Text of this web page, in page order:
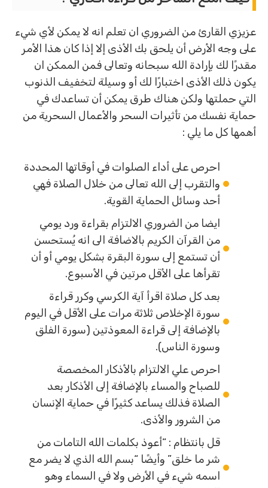
عزيزي القارئ من الضروري ان تعلم انه لا يمكن لأي شيء
على وجه الأرض أن يلحق بك الأذى إلا إذا كان هذا الأمر
مقدرًا لك بإرادة الله سبحانه وتعالى فمن الممكن ان
يكون ذلك الأذى اختبارًا لك أو وسيلة لتخفيف الذنوب
التي حملتها ولكن هناك طرق يمكن أن تساعدك في
حماية نفسك من تأثيرات السحر والأعمال السحرية من
أهمها كل ما يلي :
احرص على أداء الصلوات في أوقاتها المحددة
والتقرب إلى الله تعالى من خلال الصلاة فهي
أحد وسائل الحماية القوية.
ايضا من الضروري الالتزام بقراءة ورد يومي
من القرآن الكريم بالاضافة الى انه يُستحسن
أن تستمع إلى سورة البقرة بشكل يومي أو أن
تقرأها على الأقل مرتين في الأسبوع.
بعد كل صلاة اقرأ آية الكرسي وكرر قراءة
سورة الإخلاص ثلاثة مرات على الأقل في اليوم
بالإضافة إلى قراءة المعوذتين (سورة الفلق
وسورة الناس).
احرص علي الالتزام بالأذكار المخصصة
للصباح والمساء بالإضافة إلى الأذكار بعد
الصلاة فذلك يساعد كثيرًا في حماية الإنسان
من الشرور والأذى.
قل بانتظام : “أعوذ بكلمات الله التامات من
شر ما خلق” وأيضًا “بسم الله الذي لا يضر مع
اسمه شيء في الأرض ولا في السماء وهو